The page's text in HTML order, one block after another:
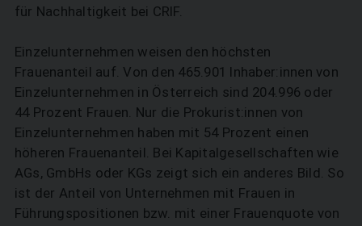
für Nachhaltigkeit bei CRIF.
Einzelunternehmen weisen den höchsten
Frauenanteil auf. Von den 465.901 Inhaber:innen von
Einzelunternehmen in Österreich sind 204.996 oder
44 Prozent Frauen. Nur die Prokurist:innen von
Einzelunternehmen haben mit 54 Prozent einen
höheren Frauenanteil. Bei Kapitalgesellschaften wie
AGs, GmbHs oder KGs zeigt sich ein anderes Bild. So
ist der Anteil von Unternehmen mit Frauen in
Führungspositionen bzw. mit einer Frauen­quote von